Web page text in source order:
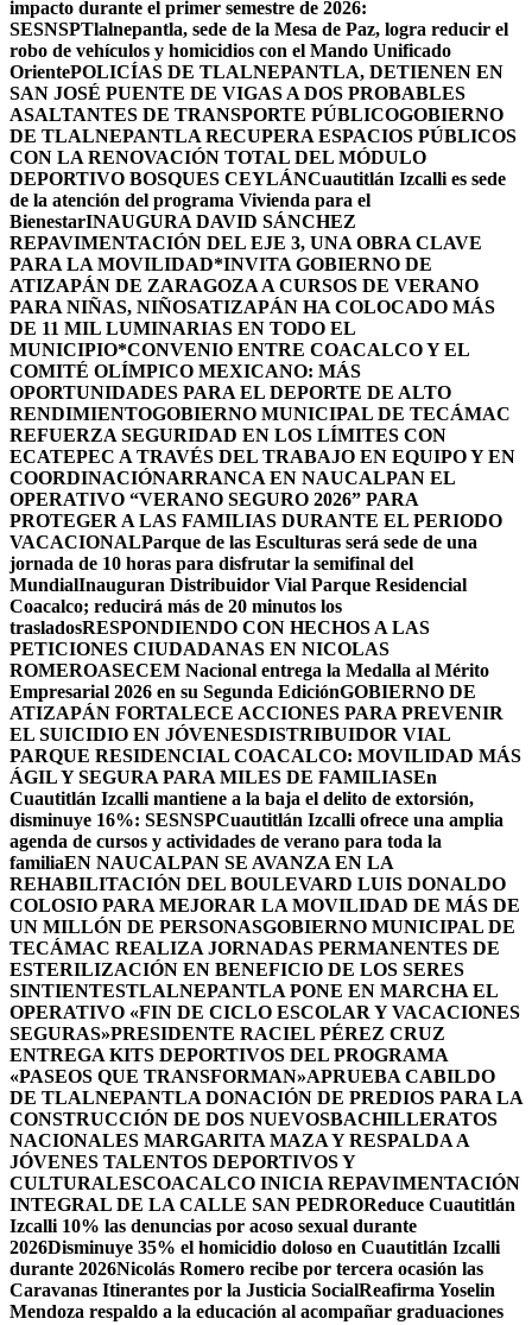
impacto durante el primer semestre de 2026:
SESNSPTlalnepantla, sede de la Mesa de Paz, logra reducir el
robo de vehículos y homicidios con el Mando Unificado
OrientePOLICÍAS DE TLALNEPANTLA, ​DETIENEN EN
SAN JOSÉ PUENTE DE VIGAS A DOS PROBABLES
ASALTANTES DE TRANSPORTE PÚBLICOGOBIERNO
DE TLALNEPANTLA RECUPERA ESPACIOS PÚBLICOS
CON LA RENOVACIÓN TOTAL DEL MÓDULO
DEPORTIVO BOSQUES CEYLÁNCuautitlán Izcalli es sede
de la atención del programa Vivienda para el
BienestarINAUGURA DAVID SÁNCHEZ
REPAVIMENTACIÓN DEL EJE 3, UNA OBRA CLAVE
PARA LA MOVILIDAD*INVITA GOBIERNO DE
ATIZAPÁN DE ZARAGOZA A CURSOS DE VERANO
PARA NIÑAS, NIÑOSATIZAPÁN HA COLOCADO MÁS
DE 11 MIL LUMINARIAS EN TODO EL
MUNICIPIO*CONVENIO ENTRE COACALCO Y EL
COMITÉ OLÍMPICO MEXICANO: MÁS
OPORTUNIDADES PARA EL DEPORTE DE ALTO
RENDIMIENTOGOBIERNO MUNICIPAL DE TECÁMAC
REFUERZA SEGURIDAD EN LOS LÍMITES CON
ECATEPEC A TRAVÉS DEL TRABAJO EN EQUIPO Y EN
COORDINACIÓNARRANCA EN NAUCALPAN EL
OPERATIVO “VERANO SEGURO 2026” PARA
PROTEGER A LAS FAMILIAS DURANTE EL PERIODO
VACACIONALParque de las Esculturas será sede de una
jornada de 10 horas para disfrutar la semifinal del
MundialInauguran Distribuidor Vial Parque Residencial
Coacalco; reducirá más de 20 minutos los
trasladosRESPONDIENDO CON HECHOS A LAS
PETICIONES CIUDADANAS EN NICOLAS
ROMEROASECEM Nacional entrega la Medalla al Mérito
Empresarial 2026 en su Segunda EdiciónGOBIERNO DE
ATIZAPÁN FORTALECE ACCIONES PARA PREVENIR
EL SUICIDIO EN JÓVENESDISTRIBUIDOR VIAL
PARQUE RESIDENCIAL COACALCO: MOVILIDAD MÁS
ÁGIL Y SEGURA PARA MILES DE FAMILIASEn
Cuautitlán Izcalli mantiene a la baja el delito de extorsión,
disminuye 16%: SESNSPCuautitlán Izcalli ofrece una amplia
agenda de cursos y actividades de verano para toda la
familiaEN NAUCALPAN SE AVANZA EN LA
REHABILITACIÓN DEL BOULEVARD LUIS DONALDO
COLOSIO PARA MEJORAR LA MOVILIDAD DE MÁS DE
UN MILLÓN DE PERSONASGOBIERNO MUNICIPAL DE
TECÁMAC REALIZA JORNADAS PERMANENTES DE
ESTERILIZACIÓN EN BENEFICIO DE LOS SERES
SINTIENTESTLALNEPANTLA PONE EN MARCHA EL
OPERATIVO «FIN DE CICLO ESCOLAR Y VACACIONES
SEGURAS»PRESIDENTE RACIEL PÉREZ CRUZ
ENTREGA KITS DEPORTIVOS DEL PROGRAMA
«PASEOS QUE TRANSFORMAN»APRUEBA CABILDO
DE TLALNEPANTLA DONACIÓN DE PREDIOS PARA LA
CONSTRUCCIÓN DE DOS NUEVOSBACHILLERATOS
NACIONALES MARGARITA MAZA Y RESPALDA A
JÓVENES TALENTOS DEPORTIVOS Y
CULTURALESCOACALCO INICIA REPAVIMENTACIÓN
INTEGRAL DE LA CALLE SAN PEDROReduce Cuautitlán
Izcalli 10% las denuncias por acoso sexual durante
2026Disminuye 35% el homicidio doloso en Cuautitlán Izcalli
durante 2026Nicolás Romero recibe por tercera ocasión las
Caravanas Itinerantes por la Justicia SocialReafirma Yoselin
Mendoza respaldo a la educación al acompañar graduaciones